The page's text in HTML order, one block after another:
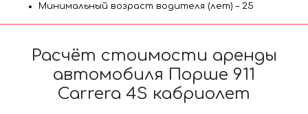
Минимальный возраст водителя (лет) – 25
Расчёт стоимости аренды
автомобиля Порше 911
Carrera 4S кабриолет